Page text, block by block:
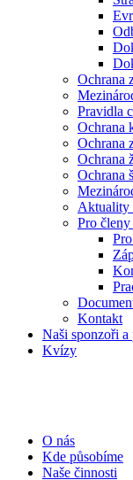
Ochrana
Pravidla
Ochrana
Ochrana
Ochrana
Ochrana
Aktuality
Pro
Kontakt
Naši sponzoři a
Kvízy
O nás
Kde působíme
Naše činnosti